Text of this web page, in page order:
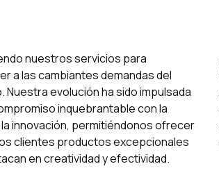
nuestros servicios para
a las cambiantes demandas del
Nuestra evolución ha sido impulsada
inquebrantable con la
la innovación, permitiéndonos ofrecer
clientes productos excepcionales
en creatividad y efectividad.